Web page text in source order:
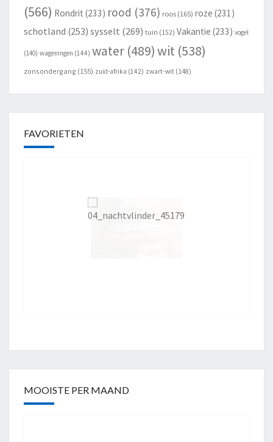
(566) Rondrit (233) rood (376) roos (165) roze (231)
schotland (253) sysselt (269) tuin (152) Vakantie (233) vogel
(140) wageningen (144) water (489)wit (538)
zonsondergang (155) zuid-afrika (142) zwart-wit (148)
FAVORIETEN
MOOISTE PER MAAND